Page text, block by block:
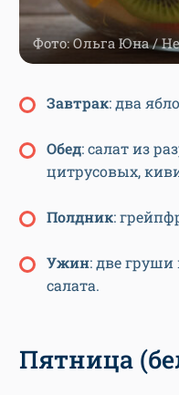
Фото: Ольга Юна /
Завтрак: два
Обед: салат из
цитрусовых,
Полдник:
Ужин: две
салата.
Пятница